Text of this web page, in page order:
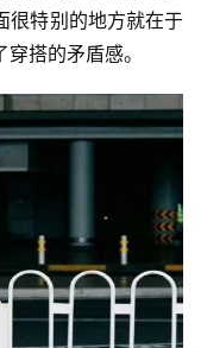
很特别的地方就在于
搭的矛盾感。